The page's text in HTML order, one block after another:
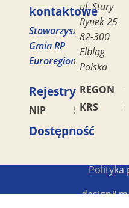
kontaktowe
Stowarzyszenie
Gmin RP
Euroregion
ul. Stary
Rynek 25
82-300
Elbląg
Polska
Rejestry
NIP 5782449856
REGON
KRS
Dostępność
Polityka